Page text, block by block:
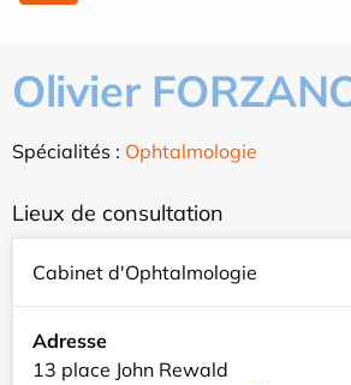
Olivier
Spécialités : Ophtalmologie
Lieux de consultation
Cabinet d'Ophtalmologie
Adresse
13 place John Rewald